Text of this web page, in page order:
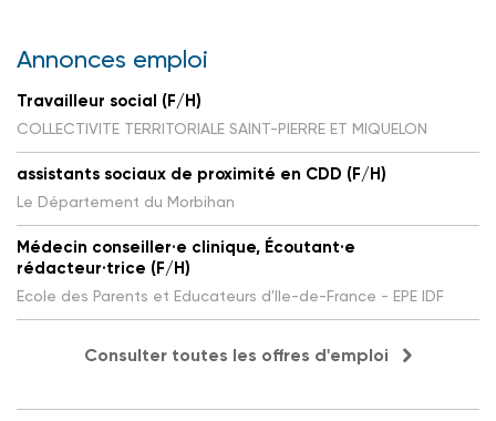
Annonces emploi
Travailleur social (F/H)
COLLECTIVITE TERRITORIALE SAINT-PIERRE ET MIQUELON
assistants sociaux de proximité en CDD (F/H)
Le Département du Morbihan
Médecin conseiller·e clinique, Écoutant·e
rédacteur·trice (F/H)
Ecole des Parents et Educateurs d'Ile-de-France - EPE IDF
Consulter toutes les offres d'emploi